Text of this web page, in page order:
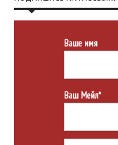
Ваше имя
Ваш Мейл*